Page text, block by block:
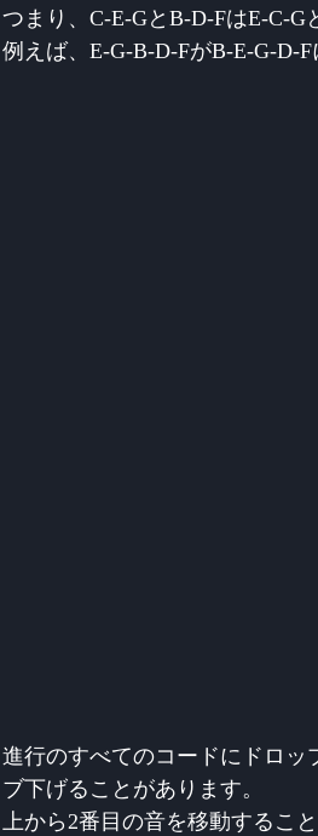
つまり、C-E-GとB-D-FはE-C-G
例えば、E-G-B-D-FがB-E-G-D-
進行のすべてのコードにドロッ
ブ下げることがあります。
上から2番目の音を移動するこ